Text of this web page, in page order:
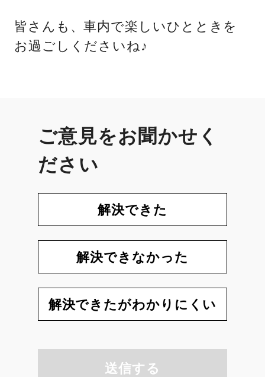
皆さんも、車内で楽しいひとときを
お過ごしくださいね♪
ご意見をお聞かせく
ださい
解決できた
解決できなかった
解決できたがわかりにくい
送信する